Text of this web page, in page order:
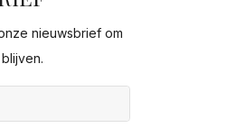
nieuwsbrief om